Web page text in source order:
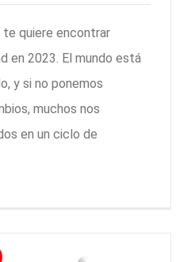
quiere encontrar
en 2023. El mundo está
y si no ponemos
muchos nos
en un ciclo de